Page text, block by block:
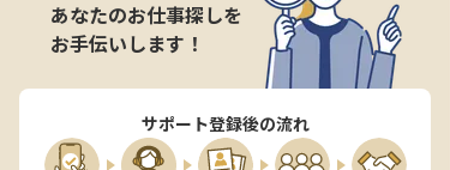
あなたのお仕事探しを
お手伝いします！
サポート登録後の流れ